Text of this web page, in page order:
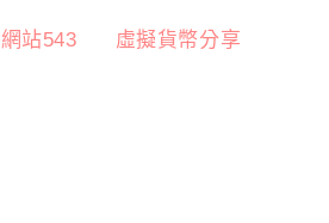
網站543 虛擬貨幣分享